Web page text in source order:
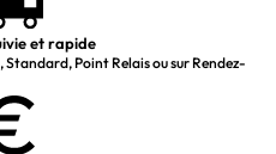
et rapide
Standard, Point Relais ou sur Rendez-